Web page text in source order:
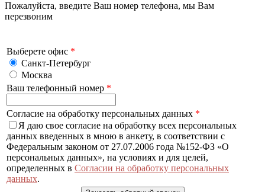
Пожалуйста, введите Ваш номер телефона, мы Вам
перезвоним
Выберете офис *
Санкт-Петербург
Москва
Ваш телефонный номер *
Согласие на обработку персональных данных *
Я даю свое согласие на обработку всех персональных
данных введенных в мною в анкету, в соответствии с
Федеральным законом от 27.07.2006 года №152-ФЗ «О
персональных данных», на условиях и для целей,
определенных в Согласии на обработку персональных
данных.